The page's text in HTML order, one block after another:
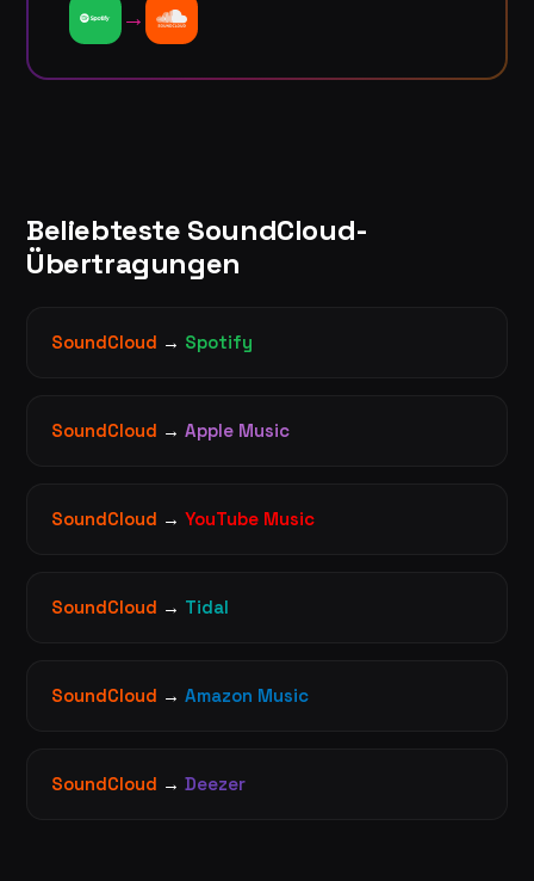
→
Beliebteste SoundCloud-
Übertragungen
SoundCloud → Spotify
SoundCloud → Apple Music
SoundCloud → YouTube Music
SoundCloud → Tidal
SoundCloud → Amazon Music
SoundCloud → Deezer